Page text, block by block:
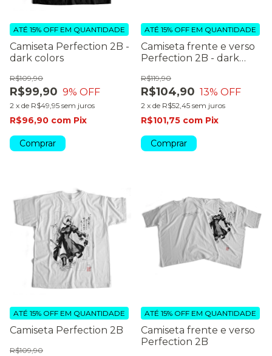
Camiseta Perfection 2B -
dark colors
R$99,90
R$109,90
9% OFF
2 x de R$49,95 sem juros
ATÉ 15% OFF EM QUANTIDADE
R$96,90 com Pix
Comprar
Camiseta frente e verso
Perfection 2B - dark
R$104,90
R$119,90
13% OFF
2 x de R$52,45 sem juros
ATÉ 15% OFF EM QUANTIDADE
R$101,75 com Pix
Comprar
Camiseta Perfection 2B
R$109,90
ATÉ 15% OFF EM QUANTIDADE
Camiseta frente e verso
Perfection 2B
ATÉ 15% OFF EM QUANTIDADE